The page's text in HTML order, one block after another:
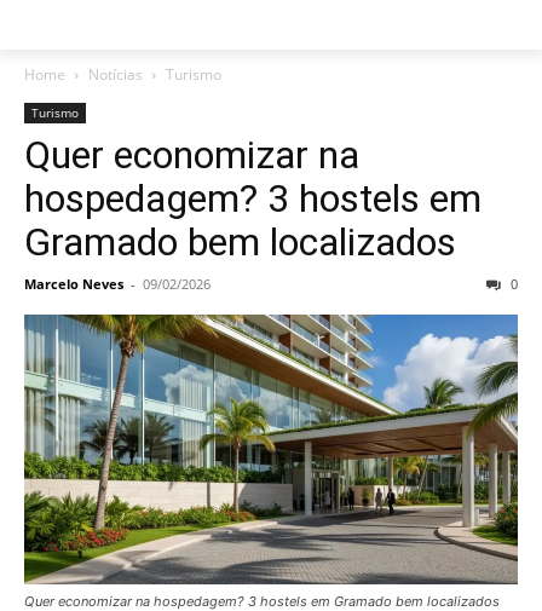
Home Notícias Turismo
Turismo
Quer economizar na
hospedagem? 3 hostels em
Gramado bem localizados
Marcelo Neves - 09/02/2026 0
Quer economizar na hospedagem? 3 hostels em Gramado bem localizados